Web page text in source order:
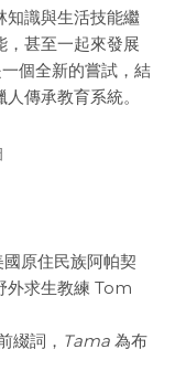
知識與生活技能繼
，甚至一起來發展
個全新的嘗試，結
傳承教育系統。
原住民族阿帕契
外求生教練 Tom
綴詞， Tama 為布